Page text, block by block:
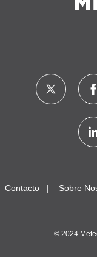
Contacto Sobre
© 2024